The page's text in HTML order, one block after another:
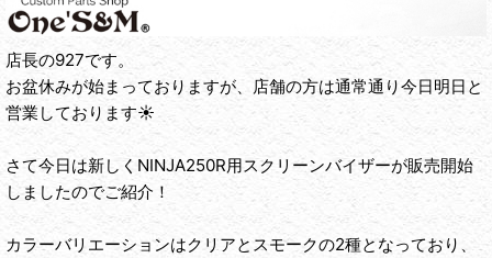
店長の927です。
お盆休みが始まっておりますが、店舗の方は通常通り今日明日と
営業しております☀
さて今日は新しくNINJA250R用スクリーンバイザーが販売開始
しましたのでご紹介！
カラーバリエーションはクリアとスモークの2種となっており、